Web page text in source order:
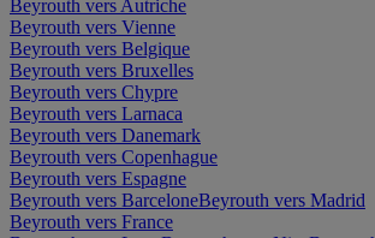
Beyrouth vers Autriche
Beyrouth vers Vienne
Beyrouth vers Belgique
Beyrouth vers Bruxelles
Beyrouth vers Chypre
Beyrouth vers Larnaca
Beyrouth vers Danemark
Beyrouth vers Copenhague
Beyrouth vers Espagne
Beyrouth vers BarceloneBeyrouth vers Madrid
Beyrouth vers France